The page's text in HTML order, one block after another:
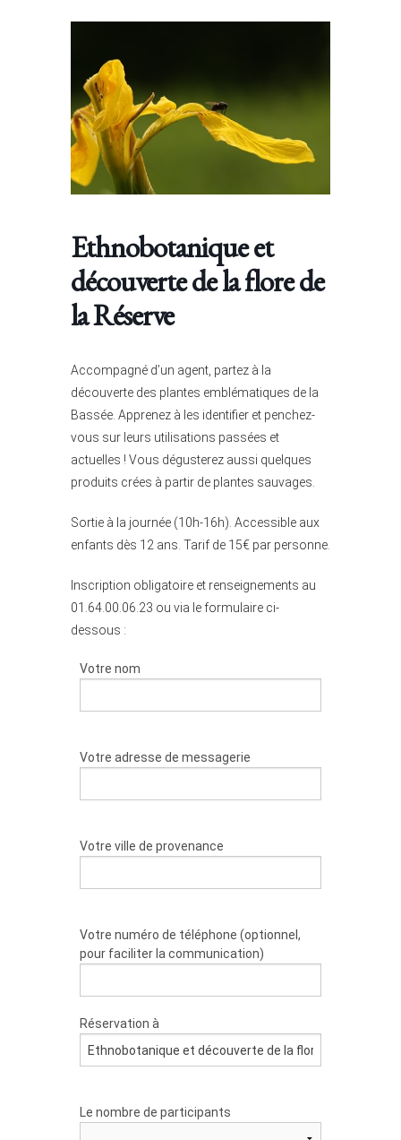
Ethnobotanique et
découverte de la flore de
la Réserve
Accompagné d’un agent, partez à la
découverte des plantes emblématiques de la
Bassée. Apprenez à les identifier et penchez-
vous sur leurs utilisations passées et
actuelles ! Vous dégusterez aussi quelques
produits crées à partir de plantes sauvages.
Sortie à la journée (10h-16h). Accessible aux
enfants dès 12 ans. Tarif de 15€ par personne.
Inscription obligatoire et renseignements au
01.64.00.06.23 ou via le formulaire ci-
dessous :
Votre nom
Votre adresse de messagerie
Votre ville de provenance
Votre numéro de téléphone (optionnel,
pour faciliter la communication)
Réservation à
Le nombre de participants